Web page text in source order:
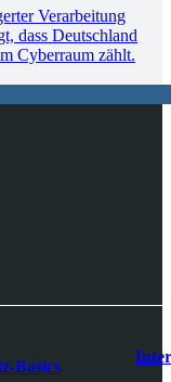
Verarbeitung
Basics